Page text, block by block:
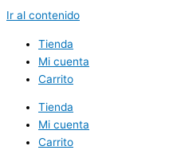
Ir al contenido
Tienda
Mi cuenta
Carrito
Tienda
Mi cuenta
Carrito